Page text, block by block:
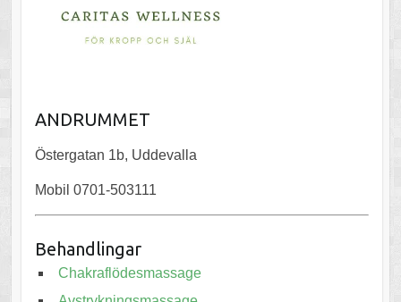
ANDRUMMET
Östergatan 1b, Uddevalla
Mobil 0701-503111
Behandlingar
Chakraflödesmassage